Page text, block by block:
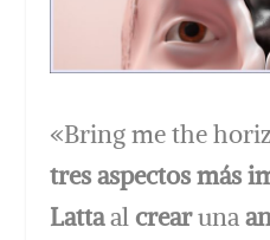
«Bring me the
tres aspectos más
Lattaal crearuna